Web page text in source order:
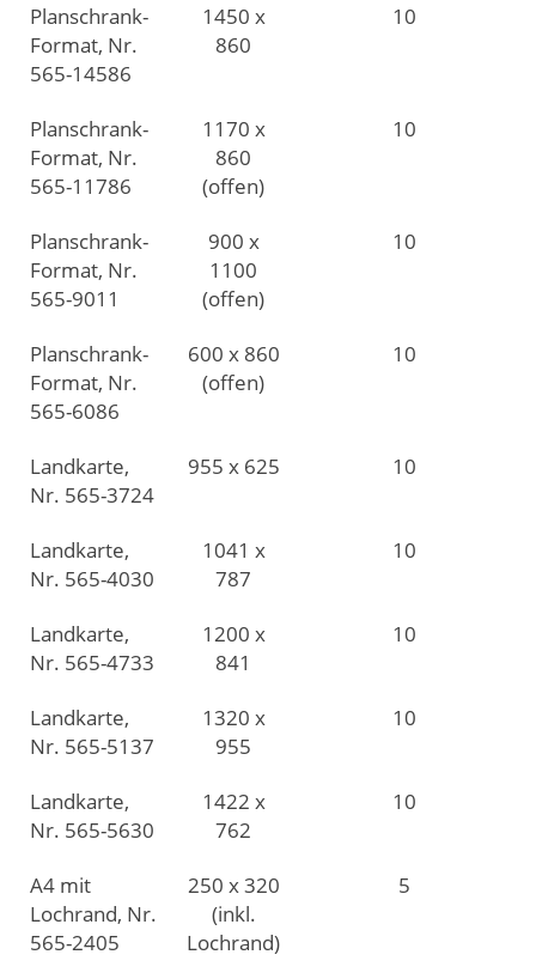
Planschrank-
Format, Nr.
565-14586
1450 x
860
10
Planschrank-
Format, Nr.
565-11786
1170 x
860
(offen)
10
Planschrank-
Format, Nr.
565-9011
900 x
1100
(offen)
10
Planschrank-
Format, Nr.
565-6086
600 x 860
(offen)
10
Landkarte,
Nr. 565-3724
955 x 625 10
Landkarte,
Nr. 565-4030
1041 x
787
10
Landkarte,
Nr. 565-4733
1200 x
841
10
Landkarte,
Nr. 565-5137
1320 x
955
10
Landkarte,
Nr. 565-5630
1422 x
762
10
A4 mit
Lochrand, Nr.
565-2405
250 x 320
(inkl.
Lochrand)
5